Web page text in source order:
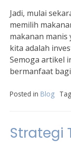
Jadi, mulai
memilih
makanan
kita adalah
Semoga artikel
bermanfaat
Posted in Blog
Strategi